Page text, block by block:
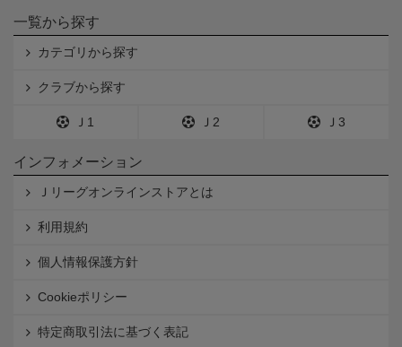
一覧から探す
カテゴリから探す
クラブから探す
Ｊ1 Ｊ2 Ｊ3
インフォメーション
Ｊリーグオンラインストアとは
利用規約
個人情報保護方針
Cookieポリシー
特定商取引法に基づく表記